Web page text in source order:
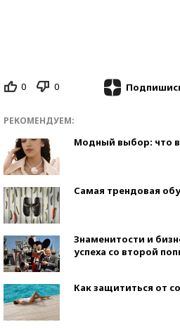
0 0
РЕКОМЕНДУЕМ:
Модный выбор: что
Самая трендовая
Знаменитости и
успеха со второй
Как защититься от